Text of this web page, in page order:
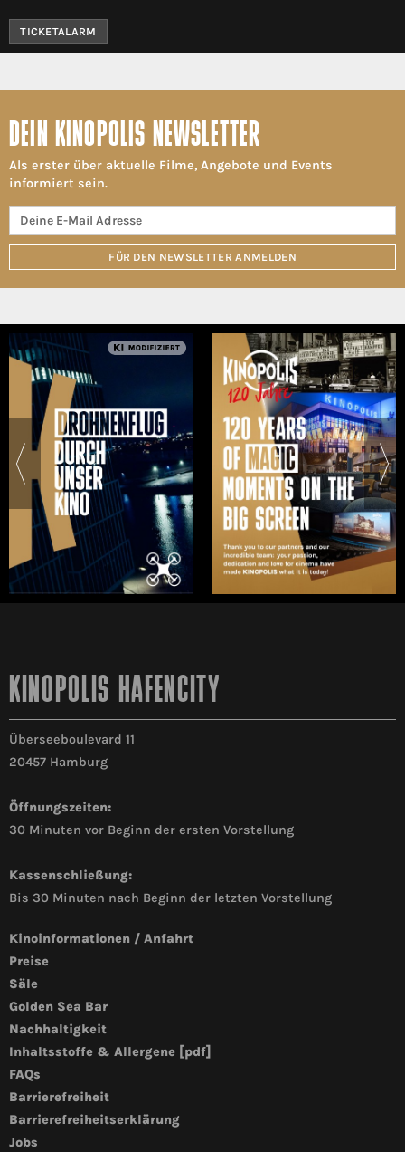
TICKETALARM
DEIN KINOPOLIS NEWSLETTER
Als erster über aktuelle Filme, Angebote und Events
informiert sein.
FÜR DEN NEWSLETTER ANMELDEN
KINOPOLIS HAFENCITY
Überseeboulevard 11
20457 Hamburg
Öffnungszeiten:
30 Minuten vor Beginn der ersten Vorstellung
Kassenschließung:
Bis 30 Minuten nach Beginn der letzten Vorstellung
Kinoinformationen / Anfahrt
Preise
Säle
Golden Sea Bar
Nachhaltigkeit
Inhaltsstoffe & Allergene [pdf]
FAQs
Barrierefreiheit
Barrierefreiheitserklärung
Jobs